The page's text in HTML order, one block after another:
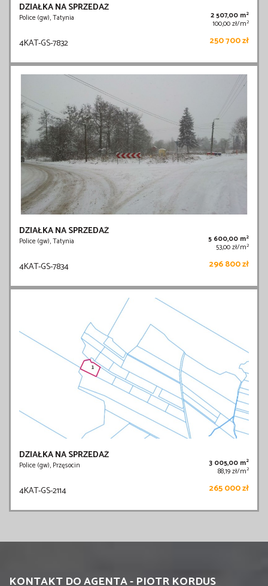
DZIAŁKA NA SPRZEDAŻ
Police (gw), Tatynia 2 507,00 m2
100,00 zł/m2
4KAT-GS-7832 250 700 zł
DZIAŁKA NA SPRZEDAŻ
Police (gw), Tatynia 5 600,00 m2
53,00 zł/m2
4KAT-GS-7834 296 800 zł
DZIAŁKA NA SPRZEDAŻ
Police (gw), Przęsocin 3 005,00 m2
88,19 zł/m2
4KAT-GS-2114 265 000 zł
KONTAKT DO AGENTA - PIOTR KORDUS